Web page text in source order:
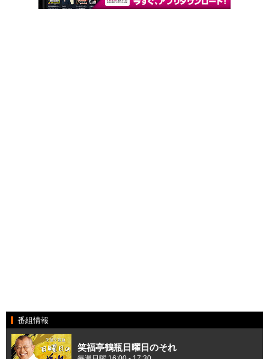
番組情報
笑福亭鶴瓶日曜日のそれ